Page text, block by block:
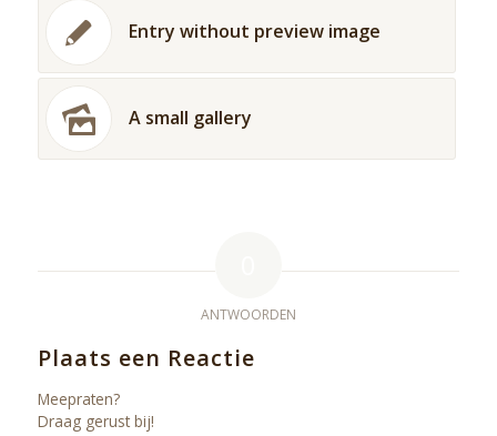
Entry without preview image
A small gallery
ANTWOORDEN
Plaats een Reactie
Meepraten?
Draag gerust bij!